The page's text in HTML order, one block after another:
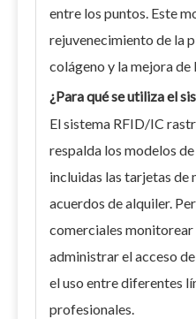
entre los puntos. Este
rejuvenecimiento de la
colágeno y la mejora de
¿Para qué se utiliza el
El sistema RFID/IC
respalda los modelos
incluidas las tarjetas de
acuerdos de alquiler.
comerciales monitorear
administrar el acceso
el uso entre diferentes
profesionales.